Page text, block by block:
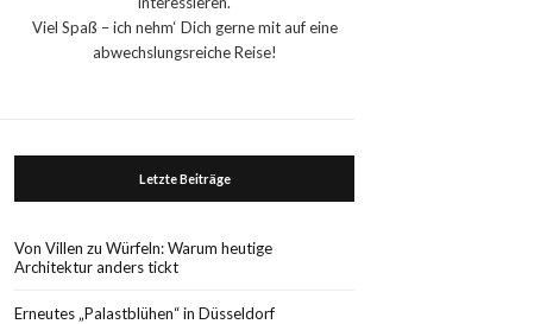
Viel Spaß – ich nehm‘ Dich gerne mit auf eine
abwechslungsreiche Reise!
Letzte Beiträge
Von Villen zu Würfeln: Warum heutige
Architektur anders tickt
Erneutes „Palastblühen“ in Düsseldorf